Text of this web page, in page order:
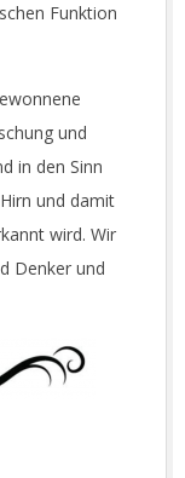
Funktion
und
in den Sinn
und damit
wird. Wir
Denker und